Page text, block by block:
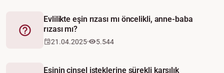
Fetva
Evlilikte eşin rızası mı öncelikli, anne-baba
rızası mı?
21.04.2025 5.544
Eşinin cinsel isteklerine sürekli karşılık